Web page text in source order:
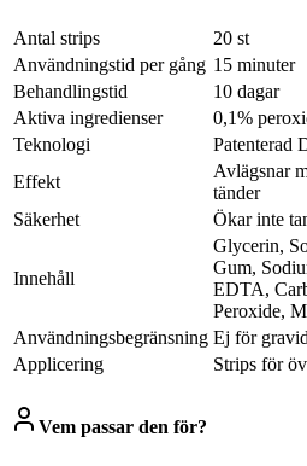
Antal strips
20 st
Användningstid per gång 15 minuter
Behandlingstid
10 dagar
Aktiva ingredienser
0,1%
Teknologi
Patenterad
Effekt
Avlägsnar
tänder
Säkerhet
Ökar inte
Innehåll
Glycerin,
Gum,
EDTA,
Peroxide,
Användningsbegränsning Ej för
Applicering
Strips för
Vem passar den för?